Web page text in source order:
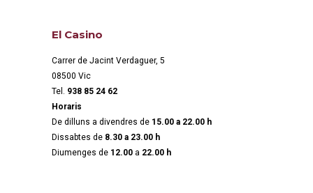
El Casino
Carrer de Jacint Verdaguer, 5
08500 Vic
Tel. 938 85 24 62
Horaris
De dilluns a divendres de 15.00 a 22.00 h
Dissabtes de 8.30 a 23.00 h
Diumenges de 12.00 a 22.00 h